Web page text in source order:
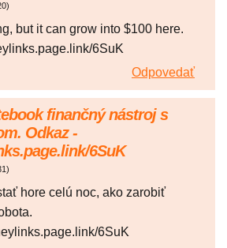
)
but it can grow into $100 here.
6SuK
Odpovedať
finančný nástroj s
Odkaz -
6SuK
)
hore celú noc, ako zarobiť
6SuK